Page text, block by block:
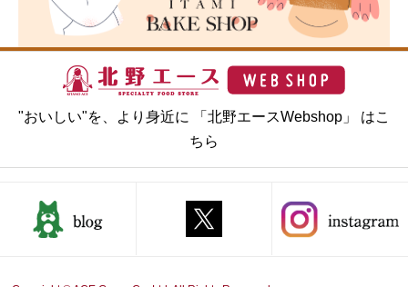
"おいしい"を、より身近に 「北野エースWebshop」 はこ
ちら